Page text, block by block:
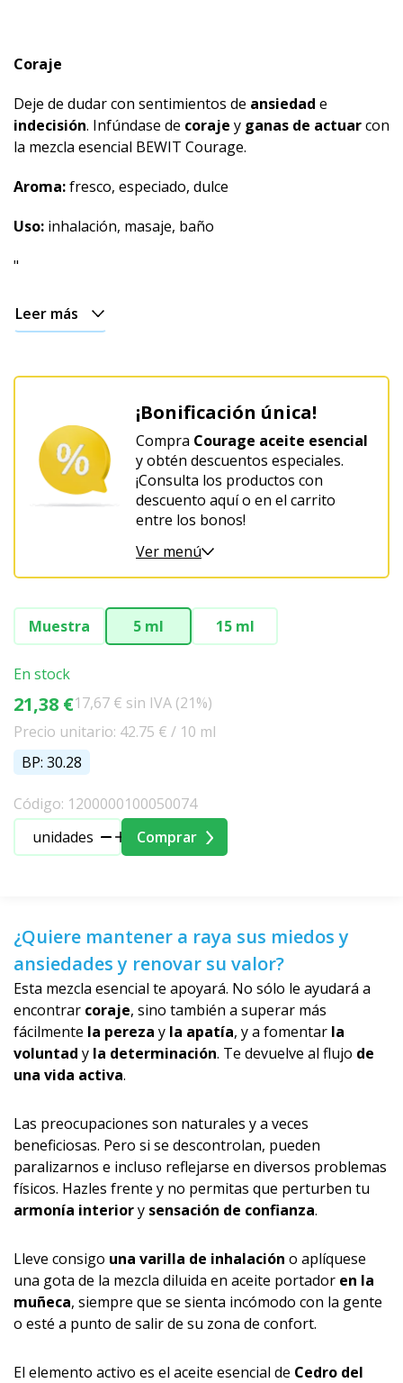
Coraje
Deje de dudar con sentimientos de ansiedad e
indecisión. Infúndase de coraje y ganas de actuarcon
la mezcla esencial BEWIT Courage.
Aroma:fresco, especiado, dulce
Uso: inhalación, masaje, baño
"
Leer más
¡Bonificación única!
Compra Courage aceite esencial
y obtén descuentos especiales.
¡Consulta los productos con
descuento aquí o en el carrito
entre los bonos!
Ver menú
Muestra 5 ml 15 ml
En stock
21,38 €17,67 € sin IVA (21%)
Precio unitario: 42.75 € / 10 ml
BP: 30.28
Código: 1200000100050074
unidades
Comprar
¿Quiere mantener a raya sus miedos y
ansiedades y renovar su valor?
Esta mezcla esencial te apoyará. No sólo le ayudará a
encontrar coraje, sino también a superar más
fácilmente la pereza y la apatía, y a fomentar la
voluntad y la determinación. Te devuelve al flujo de
una vida activa.
Las preocupaciones son naturales y a veces
beneficiosas. Pero si se descontrolan, pueden
paralizarnos e incluso reflejarse en diversos problemas
físicos. Hazles frente y no permitas que perturben tu
armonía interiory sensación de confianza.
Lleve consigo una varilla de inhalación o aplíquese
una gota de la mezcla diluida en aceite portador en la
muñeca, siempre que se sienta incómodo con la gente
o esté a punto de salir de su zona de confort.
El elemento activo es el aceite esencial de Cedro del